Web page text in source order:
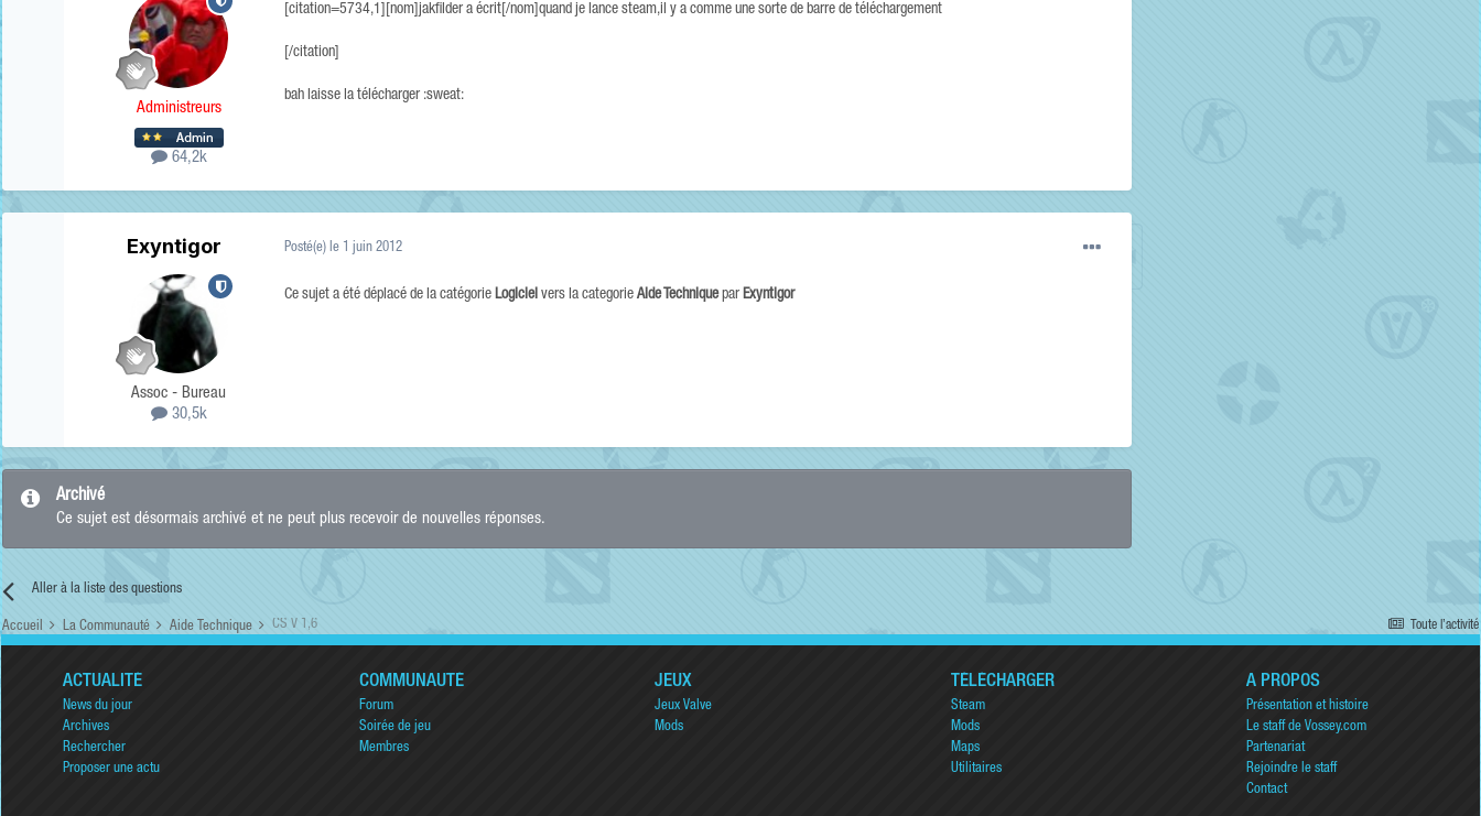
Administreurs
64,2k
[citation=5734,1][nom]jakfilder a écrit[/nom]quand je lance steam,il y a comme une sorte de barre de téléchargement
[/citation]
bah laisse la télécharger :sweat:
Exyntigor
Assoc - Bureau
30,5k
Posté(e)le 1 juin 2012
Ce sujet a été déplacé de la catégorieLogiciel vers la categorieAide TechniqueparExyntigor
Archivé
Ce sujet est désormais archivé et ne peut plus recevoir de nouvelles réponses.
Aller à la liste des questions
Toute l’activité
Accueil La Communauté Aide Technique CS V 1,6
ACTUALITÉ
News du jour
Archives
Rechercher
Proposer une actu
COMMUNAUTÉ
Forum
Soirée de jeu
Membres
JEUX
Jeux Valve
Mods
TÉLÉCHARGER
Steam
Mods
Maps
Utilitaires
A PROPOS
Présentation et histoire
Le staff de Vossey.com
Partenariat
Rejoindre le staff
Contact